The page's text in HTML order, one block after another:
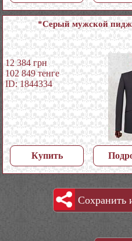
*Серый мужской
12 384 грн
102 849 тенге
ID: 1844334
Купить
Сохранить